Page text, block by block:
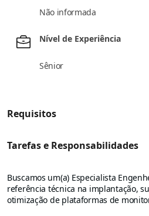
Não informada
Nível de Experiência
Sênior
Requisitos
Tarefas e Responsabilidades
Buscamos um(a) Especialista
referência técnica na implantação,
otimização de plataformas de